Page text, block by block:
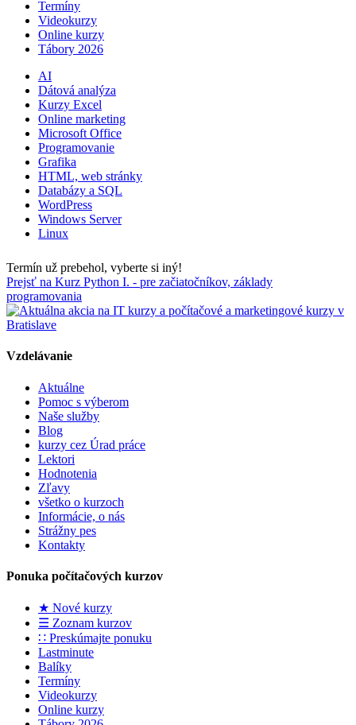
Termíny
Videokurzy
Online kurzy
Tábory 2026
AI
Dátová analýza
Kurzy Excel
Online marketing
Microsoft Office
Programovanie
Grafika
HTML, web stránky
Databázy a SQL
WordPress
Windows Server
Linux
Termín už prebehol, vyberte si iný!
Prejsť na Kurz Python I. - pre začiatočníkov, základy
programovania
Vzdelávanie
Aktuálne
Pomoc s výberom
Naše služby
Blog
kurzy cez Úrad práce
Lektori
Hodnotenia
Zľavy
všetko o kurzoch
Informácie, o nás
Strážny pes
Kontakty
Ponuka počítačových kurzov
★ Nové kurzy
☰ Zoznam kurzov
∷ Preskúmajte ponuku
Lastminute
Balíky
Termíny
Videokurzy
Online kurzy